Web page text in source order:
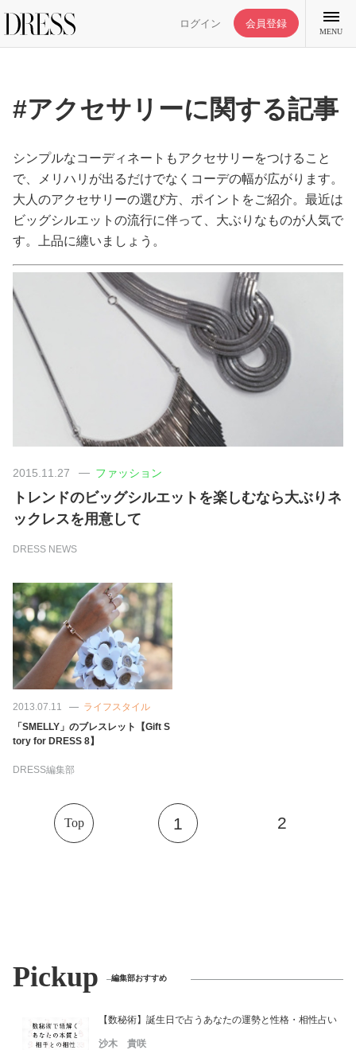
ログイン 会員登録
MENU
特集記事
DRESS部活
ライフスタイル
ファッション
恋愛/結婚/離婚
ワークスタイル
妊娠/出産/家族
ココロ/カラダ
トラベル
カルチャー/エンタメ
占い
性と愛
ゲーム
#アクセサリーに関する記事
シンプルなコーディネートもアクセサリーをつけること
で、メリハリが出るだけでなくコーデの幅が広がります。
大人のアクセサリーの選び方、ポイントをご紹介。最近は
ビッグシルエットの流行に伴って、大ぶりなものが人気で
す。上品に纏いましょう。
2015.11.27 ファッション
トレンドのビッグシルエットを楽しむなら大ぶりネ
ックレスを用意して
DRESS NEWS
2013.07.11
ライフスタイル
「SMELLY」のブレスレット【Gift S
tory for DRESS 8】
DRESS編集部
Top 1 2
Pickup 編集部おすすめ
【数秘術】誕生日で占うあなたの運勢と性格・相性占い
沙木 貴咲